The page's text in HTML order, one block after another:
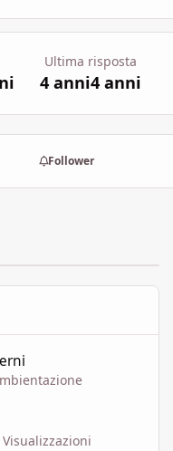
Ultima risposta
4 anni4 anni
Follower
Visualizzazioni